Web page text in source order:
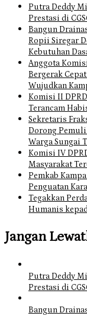
Putra Deddy
Prestasi di
Bangun
Ropii Siregar
Kebutuhan
Anggota
Bergerak
Wujudkan
Komisi II
Terancam
Sekretaris
Dorong
Warga Sungai
Komisi IV
Masyarakat
Pemkab
Penguatan
Tegakkan
Humanis
Jangan
Putra Deddy
Prestasi di
Bangun